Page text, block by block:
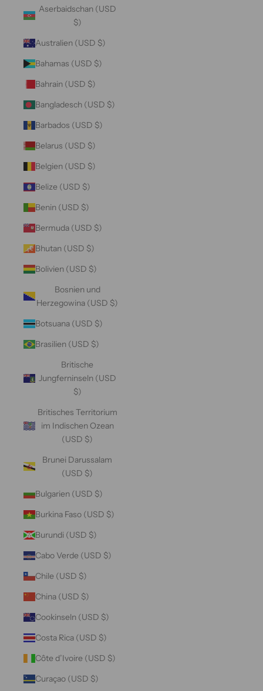
Aserbaidschan (USD
$)
Australien (USD $)
Bahamas (USD $)
Bahrain (USD $)
Bangladesch (USD $)
Barbados (USD $)
Belarus (USD $)
Belgien (USD $)
Belize (USD $)
Benin (USD $)
Bermuda (USD $)
Bhutan (USD $)
Bolivien (USD $)
Bosnien und
Herzegowina (USD $)
Botsuana (USD $)
Brasilien (USD $)
Britische
Jungferninseln (USD
$)
Britisches Territorium
im Indischen Ozean
(USD $)
Brunei Darussalam
(USD $)
Bulgarien (USD $)
Burkina Faso (USD $)
Burundi (USD $)
Cabo Verde (USD $)
Chile (USD $)
China (USD $)
Cookinseln (USD $)
Costa Rica (USD $)
Côte d’Ivoire (USD $)
Curaçao (USD $)